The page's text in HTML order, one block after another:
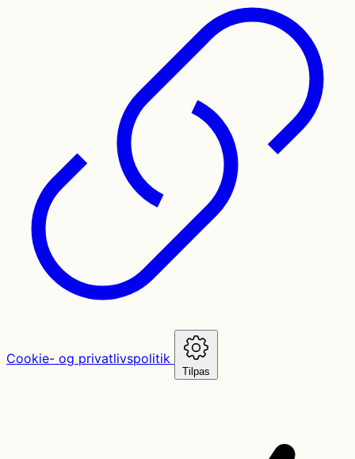
Cookie- og privatlivspolitik
Tilpas